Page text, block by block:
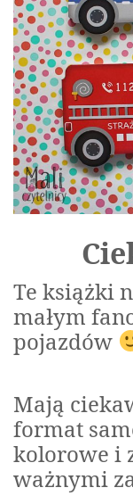
Te książki
małym
pojazdów
Mają
format
kolorowe i
ważnymi